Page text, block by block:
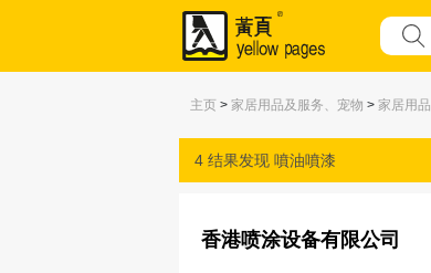
主页 > 家居用品及服务、宠物 > 家居用品
4 结果发现 噴油噴漆
香港喷涂设备有限公司